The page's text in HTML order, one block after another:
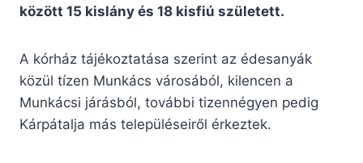
között 15 kislány és 18 kisfiú született.
A kórház tájékoztatása szerint az édesanyák
közül tízen Munkács városából, kilencen a
Munkácsi járásból, további tizennégyen pedig
Kárpátalja más településeiről érkeztek.